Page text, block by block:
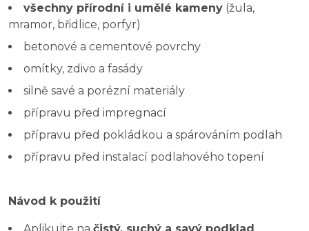
všechny přírodní i umělé kameny (žula,
mramor, břidlice, porfyr)
betonové a cementové povrchy
omítky, zdivo a fasády
silně savé a porézní materiály
přípravu před impregnací
přípravu před pokládkou a spárováním podlah
přípravu před instalací podlahového topení
Návod k použití
Aplikujte na čistý, suchý a savý podklad